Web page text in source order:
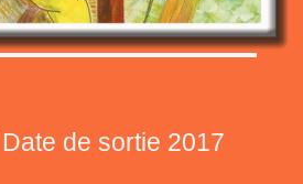
de sortie 2017